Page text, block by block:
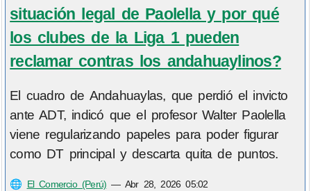
situación legal de Paolella y por qué
los clubes de la Liga 1 pueden
reclamar contras los andahuaylinos?
El cuadro de Andahuaylas, que perdió el invicto
ante ADT, indicó que el profesor Walter Paolella
viene regularizando papeles para poder figurar
como DT principal y descarta quita de puntos.
🌐 El Comercio (Perú) — Abr 28, 2026 05:02